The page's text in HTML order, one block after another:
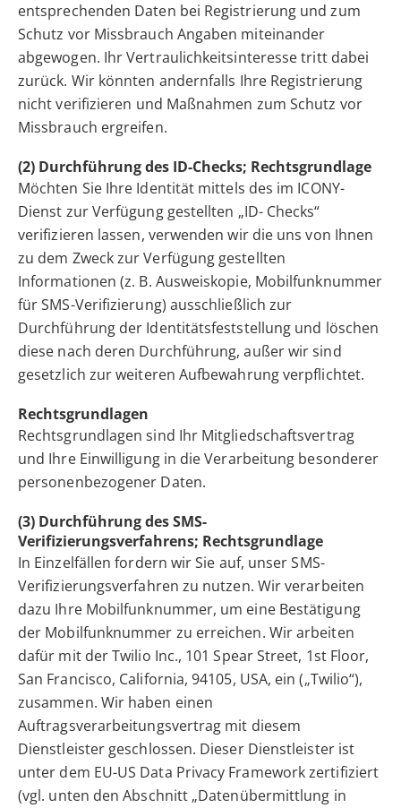
entsprechenden Daten bei Registrierung und zum
Schutz vor Missbrauch Angaben miteinander
abgewogen. Ihr Vertraulichkeitsinteresse tritt dabei
zurück. Wir könnten andernfalls Ihre Registrierung
nicht verifizieren und Maßnahmen zum Schutz vor
Missbrauch ergreifen.
(2) Durchführung des ID-Checks; Rechtsgrundlage
Möchten Sie Ihre Identität mittels des im ICONY-
Dienst zur Verfügung gestellten „ID- Checks“
verifizieren lassen, verwenden wir die uns von Ihnen
zu dem Zweck zur Verfügung gestellten
Informationen (z. B. Ausweiskopie, Mobilfunknummer
für SMS-Verifizierung) ausschließlich zur
Durchführung der Identitätsfeststellung und löschen
diese nach deren Durchführung, außer wir sind
gesetzlich zur weiteren Aufbewahrung verpflichtet.
Rechtsgrundlagen
Rechtsgrundlagen sind Ihr Mitgliedschaftsvertrag
und Ihre Einwilligung in die Verarbeitung besonderer
personenbezogener Daten.
(3) Durchführung des SMS-
Verifizierungsverfahrens; Rechtsgrundlage
In Einzelfällen fordern wir Sie auf, unser SMS-
Verifizierungsverfahren zu nutzen. Wir verarbeiten
dazu Ihre Mobilfunknummer, um eine Bestätigung
der Mobilfunknummer zu erreichen. Wir arbeiten
dafür mit der Twilio Inc., 101 Spear Street, 1st Floor,
San Francisco, California, 94105, USA, ein („Twilio“),
zusammen. Wir haben einen
Auftragsverarbeitungsvertrag mit diesem
Dienstleister geschlossen. Dieser Dienstleister ist
unter dem EU-US Data Privacy Framework zertifiziert
(vgl. unten den Abschnitt „Datenübermittlung in